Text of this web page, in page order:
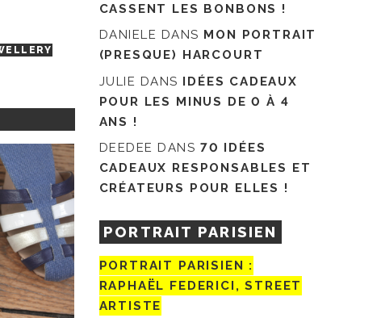
CASSENT LES BONBONS !
DANIELE DANS MON PORTRAIT
(PRESQUE) HARCOURT
JULIE DANS IDÉES CADEAUX
POUR LES MINUS DE 0 À 4
ANS !
DEEDEE DANS 70 IDÉES
CADEAUX RESPONSABLES ET
CRÉATEURS POUR ELLES !
PORTRAIT PARISIEN
PORTRAIT PARISIEN :
RAPHAËL FEDERICI, STREET
ARTISTE